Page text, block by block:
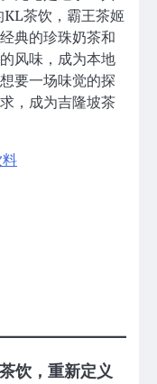
茶饮，霸王茶姬
典的珍珠奶茶和
风味，成为本地
要一场味觉的探
，成为吉隆坡茶
饮，重新定义